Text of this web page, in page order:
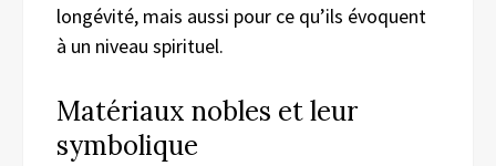
longévité, mais aussi pour ce qu’ils évoquent
à un niveau spirituel.
Matériaux nobles et leur
symbolique